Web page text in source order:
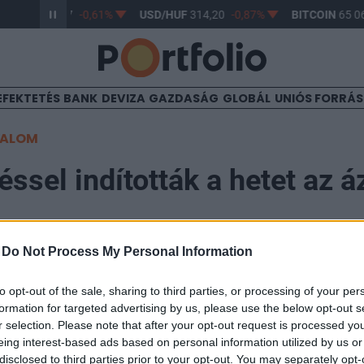
Do Not Process My Personal Information
opt-out of the sale, sharing to third parties, or processing of your
for targeted advertising by us, please use the below opt-out
selection. Please note that after your opt-out request is processed
interest-based ads based on personal information utilized by us
to third parties prior to your opt-out. You may separately
363,17 -0,61% USD/HUF 314,20 -0,87% BITCOIN65
BANK DEVIZA GAZDASÁG GLOBÁL UNIÓS
indították a hetet az
tartományban mozognak a ma reggeli
a Nikkei 255 0.2%-kal, a dél-koreai Kospi 0.7%-